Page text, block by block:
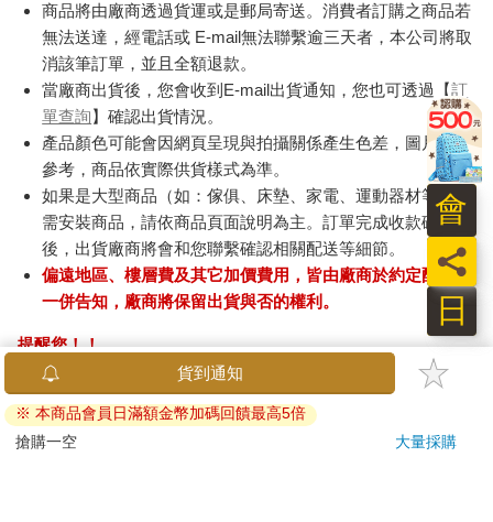
商品將由廠商透過貨運或是郵局寄送。消費者訂購之商品若
無法送達，經電話或 E-mail無法聯繫逾三天者，本公司將取
消該筆訂單，並且全額退款。
當廠商出貨後，您會收到E-mail出貨通知，您也可透過【訂
單查詢】確認出貨情況。
產品顏色可能會因網頁呈現與拍攝關係產生色差，圖片僅供
參考，商品依實際供貨樣式為準。
如果是大型商品（如：傢俱、床墊、家電、運動器材等）及
需安裝商品，請依商品頁面說明為主。訂單完成收款確認
後，出貨廠商將會和您聯繫確認相關配送等細節。
偏遠地區、樓層費及其它加價費用，皆由廠商於約定配送時
一併告知，廠商將保留出貨與否的權利。
提醒您！！
金石堂及銀行均不會請您操作ATM! 如接獲電話要求您前往
ATM提款機，請不要聽從指示，以免受騙上當！
退換貨須知：
貨到通知
※ 本商品會員日滿額金幣加碼回饋最高5倍
搶購一空
大量採購
日
員
會